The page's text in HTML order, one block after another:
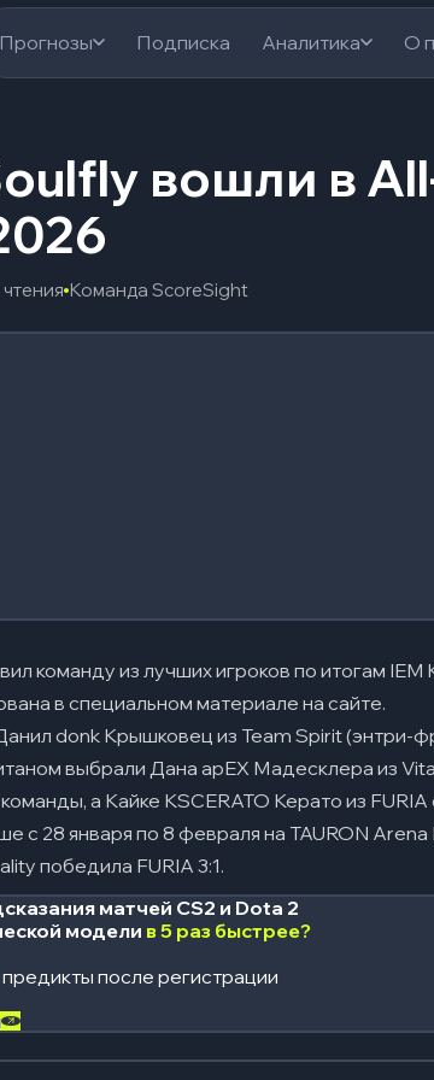
Прогнозы Подписка Аналитика О
вошли в
Команда ScoreSight
команду из лучших игроков по итогам
в специальном материале на сайте.
donk Крышковец из Team Spirit (энтри-
выбрали Дана apEX Мадесклера из
а Кайке KSCERATO Керато из
с 28 января по 8 февраля на TAURON
победила FURIA 3:1.
матчей CS2 и Dota 2
модели в 5 раз быстрее?
после регистрации